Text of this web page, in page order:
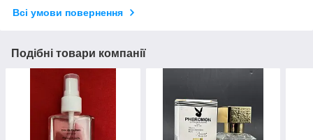
Всі умови повернення
Подібні товари компанії